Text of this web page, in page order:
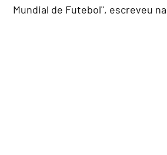
Mundial de Futebol", escreveu